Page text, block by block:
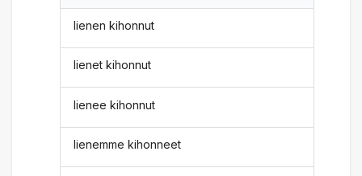
lienen kihonnut
lienet kihonnut
lienee kihonnut
lienemme kihonneet